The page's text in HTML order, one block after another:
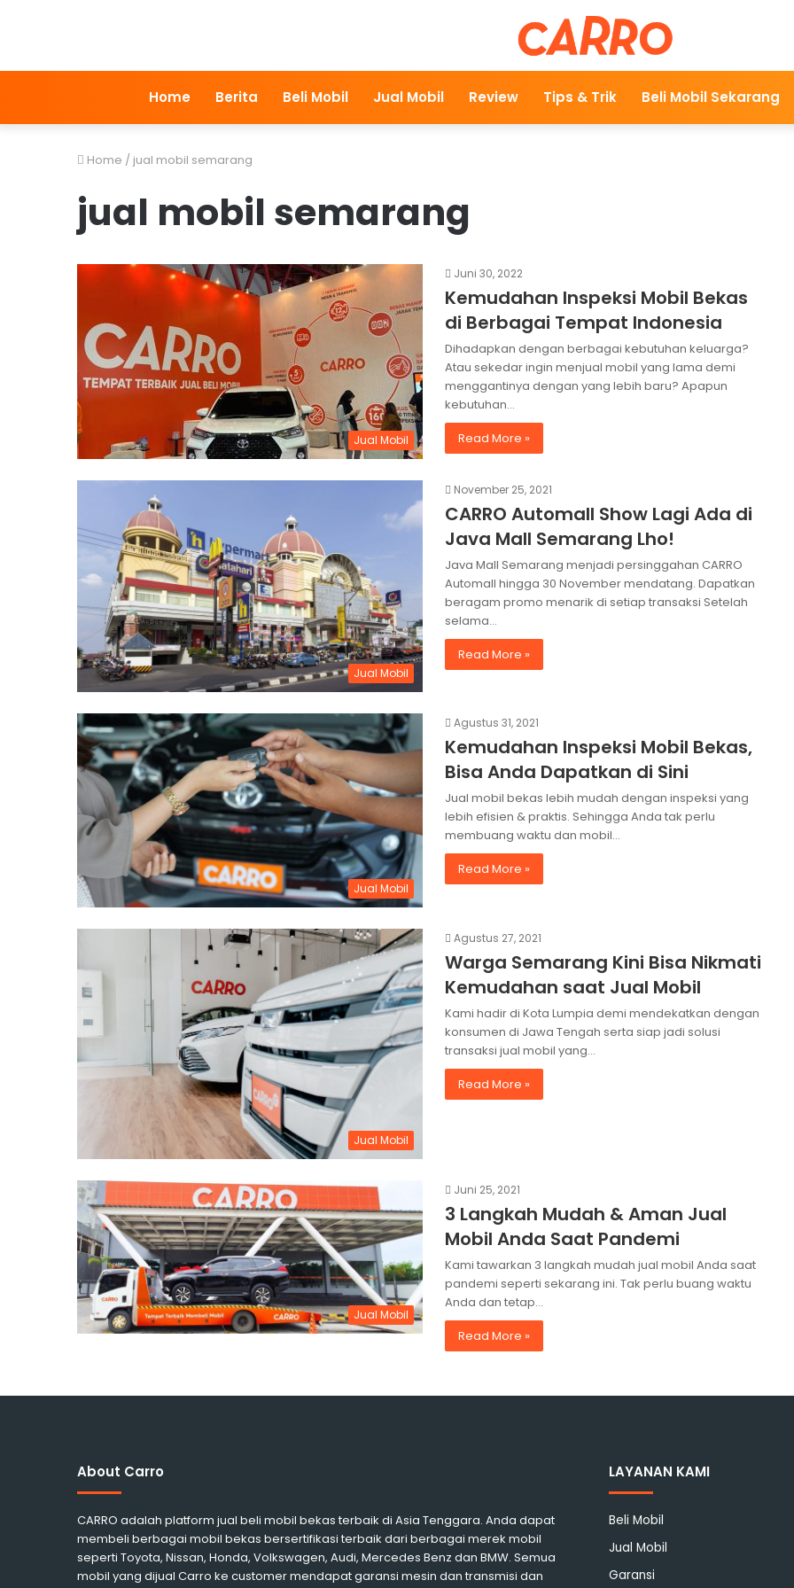
Home Berita Beli Mobil Jual Mobil Review Tips & Trik Beli Mobil Sekarang
Home / jual mobil semarang
jual mobil semarang
Jual Mobil
Juni 30, 2022
Kemudahan Inspeksi Mobil Bekas
di Berbagai Tempat Indonesia
Dihadapkan dengan berbagai kebutuhan keluarga?
Atau sekedar ingin menjual mobil yang lama demi
menggantinya dengan yang lebih baru? Apapun
kebutuhan…
Read More »
Jual Mobil
November 25, 2021
CARRO Automall Show Lagi Ada di
Java Mall Semarang Lho!
Java Mall Semarang menjadi persinggahan CARRO
Automall hingga 30 November mendatang. Dapatkan
beragam promo menarik di setiap transaksi Setelah
selama…
Read More »
Jual Mobil
Agustus 31, 2021
Kemudahan Inspeksi Mobil Bekas,
Bisa Anda Dapatkan di Sini
Jual mobil bekas lebih mudah dengan inspeksi yang
lebih efisien & praktis. Sehingga Anda tak perlu
membuang waktu dan mobil…
Read More »
Jual Mobil
Agustus 27, 2021
Warga Semarang Kini Bisa Nikmati
Kemudahan saat Jual Mobil
Kami hadir di Kota Lumpia demi mendekatkan dengan
konsumen di Jawa Tengah serta siap jadi solusi
transaksi jual mobil yang…
Read More »
Jual Mobil
Juni 25, 2021
3 Langkah Mudah & Aman Jual
Mobil Anda Saat Pandemi
Kami tawarkan 3 langkah mudah jual mobil Anda saat
pandemi seperti sekarang ini. Tak perlu buang waktu
Anda dan tetap…
Read More »
About Carro
CARRO adalah platform jual beli mobil bekas terbaik di Asia Tenggara. Anda dapat
membeli berbagai mobil bekas bersertifikasi terbaik dari berbagai merek mobil
seperti Toyota, Nissan, Honda, Volkswagen, Audi, Mercedes Benz dan BMW. Semua
mobil yang dijual Carro ke customer mendapat garansi mesin dan transmisi dan
LAYANAN KAMI
Beli Mobil
Jual Mobil
Garansi